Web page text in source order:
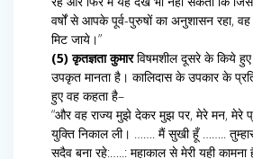
वर्षों से आपके पूर्व-पुरुषों का अनुशासन रहा,
मिट जाये।”
(5) कृतज्ञता कुमारविषमशील दूसरे के किये
उपकृत मानता है। कालिदास के उपकार के
हुए वह कहता है–
“और वह राज्य मुझे देकर मुझ पर, मेरे मन, मेरे
युक्ति निकाल ली। ……. मैं सुखी हूँ ……..
सदैव बना रहे:…..: महाकाल से मेरी यही कामना